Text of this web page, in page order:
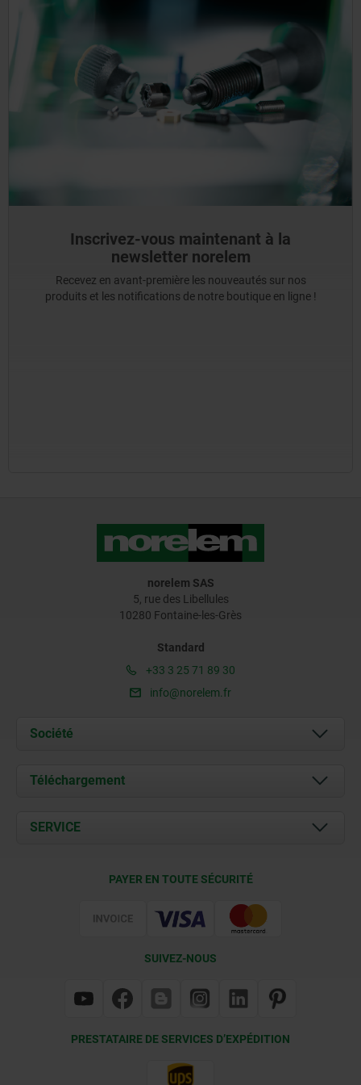
Inscrivez-vous maintenant à la
newsletter norelem
Recevez en avant-première les nouveautés sur nos
produits et les notifications de notre boutique en ligne !
norelem SAS
5, rue des Libellules
10280 Fontaine-les-Grès
Standard
+33 3 25 71 89 30
info@norelem.fr
Société
À propos de nous
Contact
Téléchargement
Documents
SERVICE
PAYER EN TOUTE SÉCURITÉ
SUIVEZ-NOUS
PRESTATAIRE DE SERVICES D’EXPÉDITION